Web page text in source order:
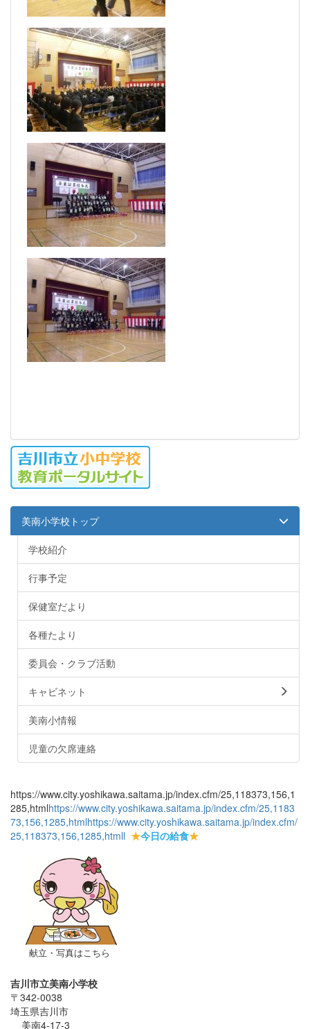
美南小学校トップ
学校紹介
行事予定
保健室だより
各種たより
委員会・クラブ活動
キャビネット
美南小情報
児童の欠席連絡
https://www.city.yoshikawa.saitama.jp/index.cfm/25,118373,156,1
285,htmlhttps://www.city.yoshikawa.saitama.jp/index.cfm/25,1183
73,156,1285,htmlhttps://www.city.yoshikawa.saitama.jp/index.cfm/
25,118373,156,1285,htmll ★今日の給食★
献立・写真はこちら
吉川市立美南小学校
〒342-0038
埼玉県吉川市
美南4-17-3